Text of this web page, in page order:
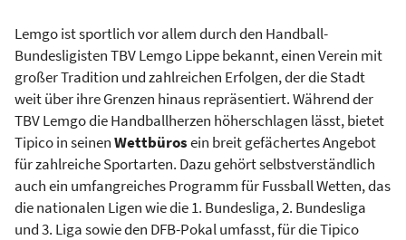
Lemgo ist sportlich vor allem durch den Handball-
Bundesligisten TBV Lemgo Lippe bekannt, einen Verein mit
großer Tradition und zahlreichen Erfolgen, der die Stadt
weit über ihre Grenzen hinaus repräsentiert. Während der
TBV Lemgo die Handballherzen höherschlagen lässt, bietet
Tipico in seinenWettbürosein breit gefächertes Angebot
für zahlreiche Sportarten. Dazu gehört selbstverständlich
auch ein umfangreiches Programm für Fussball Wetten, das
die nationalen Ligen wie die 1. Bundesliga, 2. Bundesliga
und 3. Liga sowie den DFB-Pokal umfasst, für die Tipico